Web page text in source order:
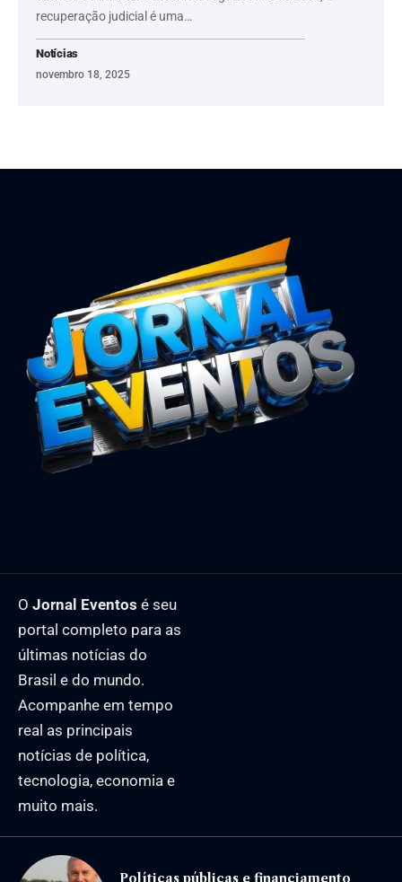
recuperação judicial é uma…
Notícias
novembro 18, 2025
O Jornal Eventos é seu
portal completo para as
últimas notícias do
Brasil e do mundo.
Acompanhe em tempo
real as principais
notícias de política,
tecnologia, economia e
muito mais.
Políticas públicas e financiamento